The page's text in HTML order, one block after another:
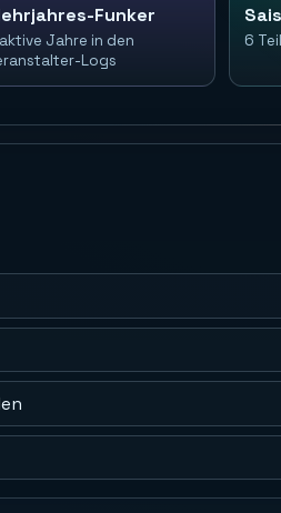
Funker
Jahre in den
Logs
6